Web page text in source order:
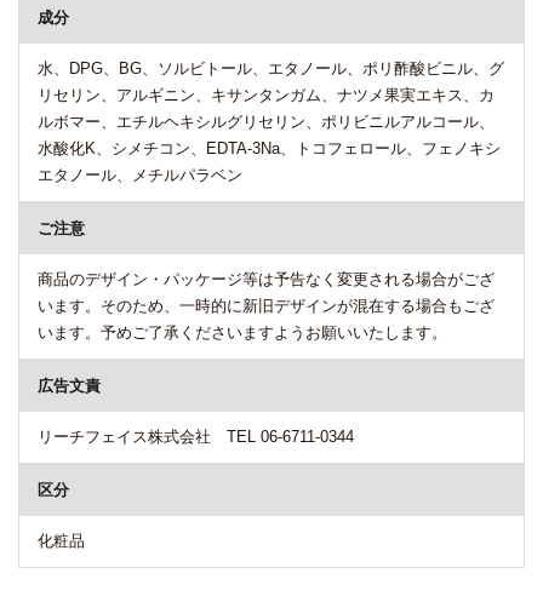
成分
水、DPG、BG、ソルビトール、エタノール、ポリ酢酸ビニル、グ
リセリン、アルギニン、キサンタンガム、ナツメ果実エキス、カ
ルボマー、エチルヘキシルグリセリン、ポリビニルアルコール、
水酸化K、シメチコン、EDTA-3Na、トコフェロール、フェノキシ
エタノール、メチルパラベン
ご注意
商品のデザイン・パッケージ等は予告なく変更される場合がござ
います。そのため、一時的に新旧デザインが混在する場合もござ
います。予めご了承くださいますようお願いいたします。
広告文責
リーチフェイス株式会社 TEL 06-6711-0344
区分
化粧品